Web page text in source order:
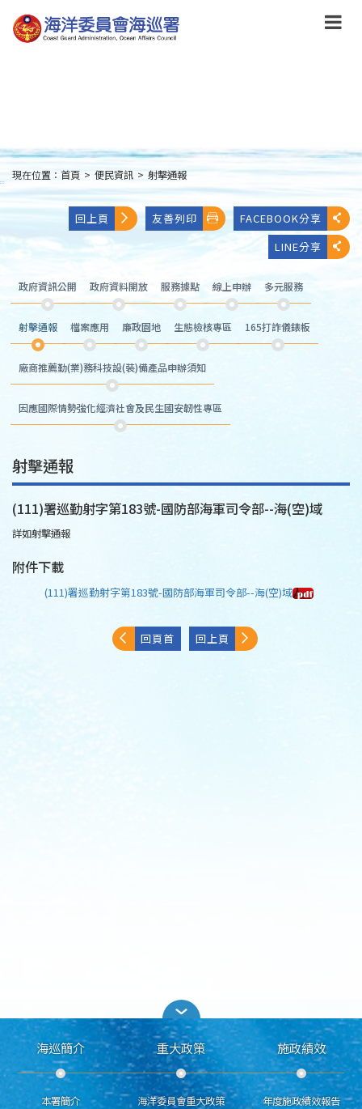
到
主
:::
現在位置： 首頁 > 便民資訊 > 射擊通報
回上頁 友善列印
FACEBOOK分享
LINE分享
政府資訊公開 政府資料開放 服務據點 線上申辦 多元服務
射擊通報 檔案應用 廉政園地 生態檢核專區 165打詐儀錶板
廠商推薦勤(業)務科技設(裝)備產品申辦須知
因應國際情勢強化經濟社會及民生國安韌性專區
射擊通報
(111)署巡勤射字第183號-國防部海軍司令部--海(空)域
詳如射擊通報
附件下載
(111)署巡勤射字第183號-國防部海軍司令部--海(空)域
回頁首 回上頁
海巡簡介
本署簡介
重大政策
海洋委員會重大政策
施政績效
年度施政績效報告